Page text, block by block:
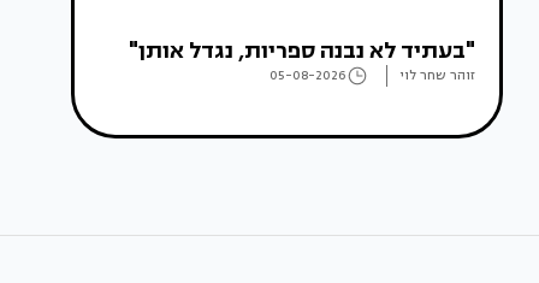
"בעתיד לא נבנה ספריות, נגדל אותן"
זוהר שחר לוי 05-08-2026